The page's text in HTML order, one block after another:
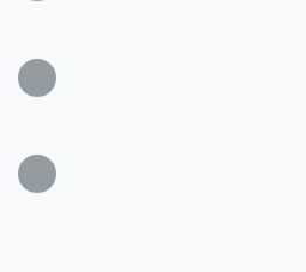
Загрузка...
Загрузка...